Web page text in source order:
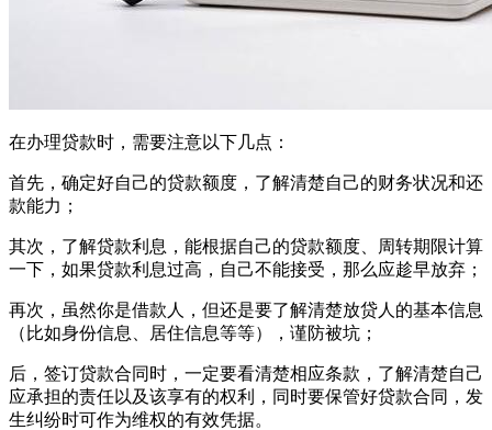
在办理贷款时，需要注意以下几点：
首先，确定好自己的贷款额度，了解清楚自己的财务状况和还
款能力；
其次，了解贷款利息，能根据自己的贷款额度、周转期限计算
一下，如果贷款利息过高，自己不能接受，那么应趁早放弃；
再次，虽然你是借款人，但还是要了解清楚放贷人的基本信息
（比如身份信息、居住信息等等），谨防被坑；
后，签订贷款合同时，一定要看清楚相应条款，了解清楚自己
应承担的责任以及该享有的权利，同时要保管好贷款合同，发
生纠纷时可作为维权的有效凭据。